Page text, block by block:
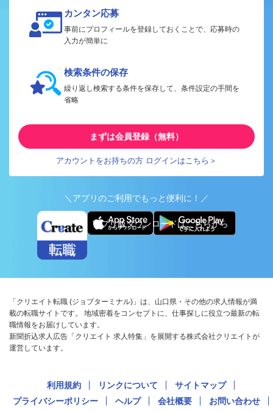
カンタン応募
事前にプロフィールを登録しておくことで、応募時の
入力が簡単に
検索条件の保存
繰り返し検索する条件を保存して、条件設定の手間を
省略
まずは会員登録（無料）
アカウントをお持ちの方 ログインはこちら＞
＼アプリのご利用でもっと便利に！／
アプリ版ダウンロードはこちらから
「クリエイト転職 (ジョブターミナル)」は、山口県・その他の求人情報が満
載の転職サイトです。 地域密着をコンセプトに、仕事探しに役立つ最新の転
職情報をお届けしています。
新聞折込求人広告「クリエイト 求人特集」を展開する株式会社クリエイトが
運営しています。
利用規約 リンクについて
サイトマップ
プライバシーポリシー
ヘルプ 会社概要 お問い合わせ